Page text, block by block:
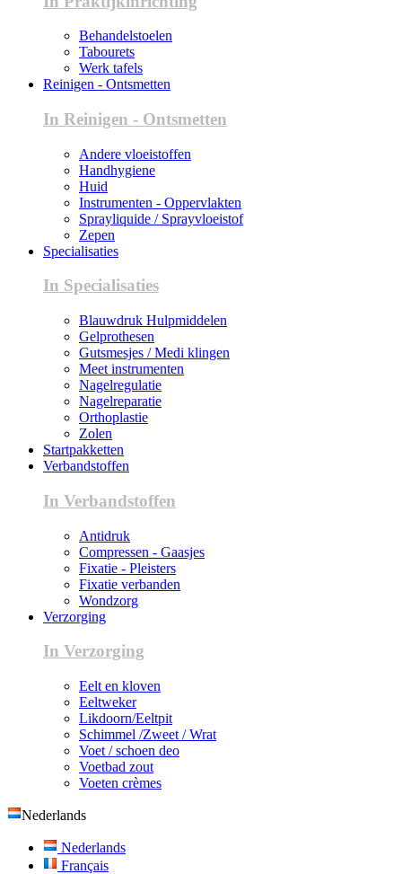
Behandelstoelen
Tabourets
Werk tafels
Reinigen - Ontsmetten
In Reinigen - Ontsmetten
Andere vloeistoffen
Handhygiene
Huid
Instrumenten - Oppervlakten
Sprayliquide / Sprayvloeistof
Zepen
Specialisaties
In Specialisaties
Blauwdruk Hulpmiddelen
Gelprothesen
Gutsmesjes / Medi klingen
Meet instrumenten
Nagelregulatie
Nagelreparatie
Orthoplastie
Zolen
Startpakketten
Verbandstoffen
In Verbandstoffen
Antidruk
Compressen - Gaasjes
Fixatie - Pleisters
Fixatie verbanden
Wondzorg
Verzorging
In Verzorging
Eelt en kloven
Eeltweker
Likdoorn/Eeltpit
Schimmel /Zweet / Wrat
Voet / schoen deo
Voetbad zout
Voeten crèmes
Nederlands
Nederlands
Français